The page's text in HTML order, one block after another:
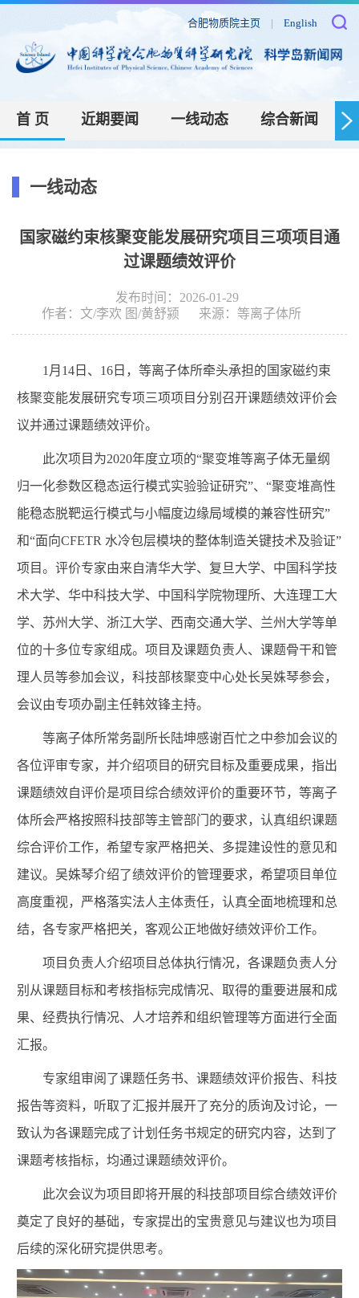
合肥物质院主页 | English
首 页 近期要闻 一线动态 综合新闻
一线动态
国家磁约束核聚变能发展研究项目三项项目通
过课题绩效评价
发布时间：2026-01-29
作者： 文/李欢 图/黄舒颍 来源： 等离子体所
1 月 14 日、 16 日，等离子体所牵头承担的 国家磁约束
核聚变能发展研究专项三项项目 分别召开课题绩效评价会
议并通过课题绩效评价。
此次项目为2020年度立项的“聚变堆等离子体无量纲
归一化参数区稳态运行模式实验验证研究”、“聚变堆高性
能稳态脱靶运行模式与小幅度边缘局域模的兼容性研究”
和“面向CFETR 水冷包层模块的整体制造关键技术及验证”
项目。评价专家由来自清华大学、复旦大学、中国科学技
术大学、华中科技大学、中国科学院物理所、大连理工大
学、苏州大学、浙江大学、西南交通大学、兰州大学等单
位的十多位专家组成。项目及课题负责人、课题骨干和管
理人员等参加会议，科技部核聚变中心处长吴姝琴参会，
会议由专项办副主任韩效锋主持。
等离子体所常务副所长陆坤感谢百忙之中参加会议的
各位评审专家，并介绍项目的研究目标及重要成果，指出
课题绩效自评价是项目综合绩效评价的重要环节， 等离子
体所会严格按照科技部等主管部门的要求，认真组织课题
综合评价工作，希望专家严格把关、多提建设性的意见和
建议。吴姝琴介绍了绩效评价的管理要求，希望项目单位
高度重视，严格落实法人主体责任，认真全面地梳理和总
结，各专家严格把关，客观公正地做好绩效评价工作。
项目负责人介绍项目总体执行情况，各课题负责人分
别从课题目标和考核指标完成情况、取得的重要进展和成
果、经费执行情况、人才培养和组织管理等方面进行全面
汇报。
专家组审阅了课题任务书、课题绩效评价报告、科技
报告等资料，听取了汇报并展开了充分的质询及讨论，一
致认为各课题完成了计划任务书规定的研究内容，达到了
课题考核指标，均通过课题绩效评价。
此次会议为项目即将开展的科技部项目综合绩效评价
奠定了良好的基础，专家提出的宝贵意见与建议也为项目
后续的深化研究提供思考。